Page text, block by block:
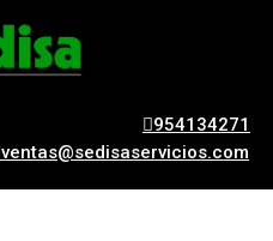
954134271
ventas@sedisaservicios.com